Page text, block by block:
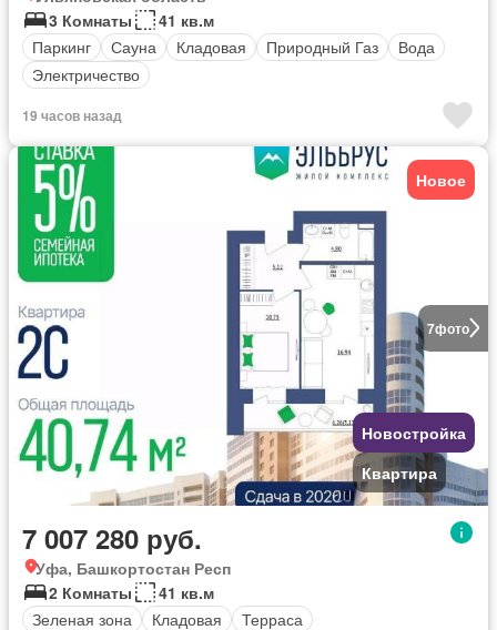
3 Комнаты
41 кв.м
Паркинг
Сауна Кладовая Природный Газ
Вода
Электричество
19 часов назад
7фото
Новое
Новостройка
Квартира
7 007 280 руб.
Уфа, Башкортостан Респ
2 Комнаты
41 кв.м
Зеленая зона
Кладовая Терраса